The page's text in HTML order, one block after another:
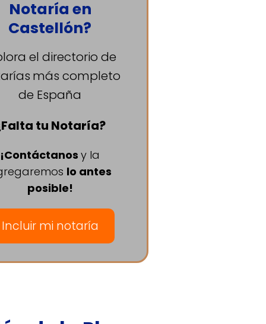
Notaría en
Castellón?
el directorio de
más completo
de España
tu Notaría?
¡Contáctanosy la
lo antes
posible!
Incluir mi notaría